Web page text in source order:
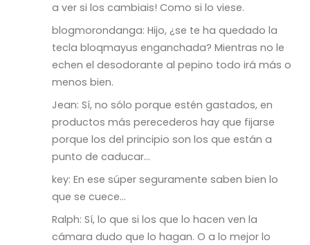
a ver si los cambiais! Como si lo viese.
blogmorondanga: Hijo, ¿se te ha quedado la
tecla bloqmayus enganchada? Mientras no le
echen el desodorante al pepino todo irá más o
menos bien.
Jean: Sí, no sólo porque estén gastados, en
productos más perecederos hay que fijarse
porque los del principio son los que están a
punto de caducar…
key: En ese súper seguramente saben bien lo
que se cuece…
Ralph: Sí, lo que si los que lo hacen ven la
cámara dudo que lo hagan. O a lo mejor lo